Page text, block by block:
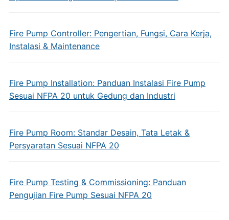
Fire Pump Controller: Pengertian, Fungsi, Cara Kerja,
Instalasi & Maintenance
Fire Pump Installation: Panduan Instalasi Fire Pump
Sesuai NFPA 20 untuk Gedung dan Industri
Fire Pump Room: Standar Desain, Tata Letak &
Persyaratan Sesuai NFPA 20
Fire Pump Testing & Commissioning: Panduan
Pengujian Fire Pump Sesuai NFPA 20